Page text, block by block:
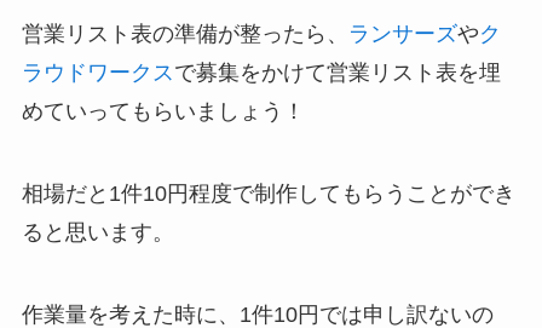
営業リスト表の準備が整ったら、 ランサーズやク
ラウドワークス で募集をかけて営業リスト表を埋
めていってもらいましょう！
相場だと1件10円程度で制作してもらうことができ
ると思います。
作業量を考えた時に、1件10円では申し訳ないの